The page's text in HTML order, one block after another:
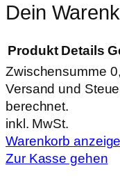
Dein
Produkte
im
Warenkorb
Produkt Details
Zwischensumme
Versand und
berechnet.
inkl. MwSt.
Warenkorb
Zur Kasse gehen